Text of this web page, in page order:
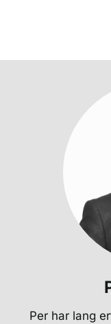
Per har lang